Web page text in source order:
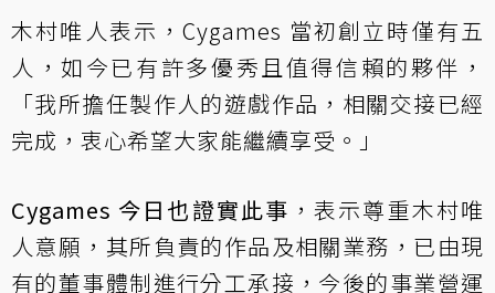
木村唯人表示，Cygames 當初創立時僅有五
人，如今已有許多優秀且值得信賴的夥伴，
「我所擔任製作人的遊戲作品，相關交接已經
完成，衷心希望大家能繼續享受。」
Cygames 今日也證實此事 ，表示尊重木村唯
人意願，其所負責的作品及相關業務，已由現
有的董事體制進行分工承接，今後的事業營運